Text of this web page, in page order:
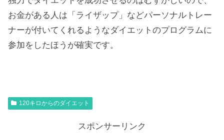
お金がある人は「ライザップ」などパーソナルトレー
ナーが付いてくれるようなダイエットのプログラムに
参加をしたほうが確実です。
120キロからのダイエット
スポンサーリンク